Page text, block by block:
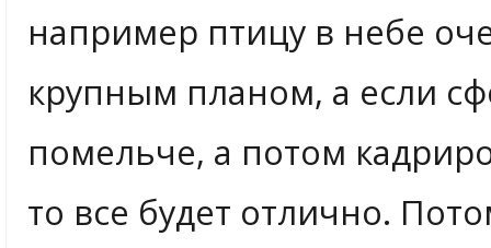
например птицу в небе
крупным планом, а если
помельче, а потом
то все будет отлично.